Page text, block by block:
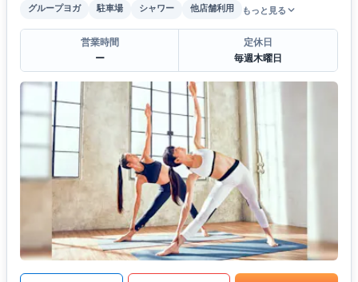
グループヨガ
駐車場 シャワー 他店舗利用 もっと見る
営業時間
ー
定休日
毎週木曜日